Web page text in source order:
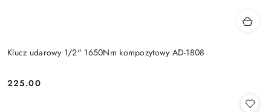
Klucz udarowy 1/2" 1650Nm kompozytowy AD-1808
Cena:
225.00